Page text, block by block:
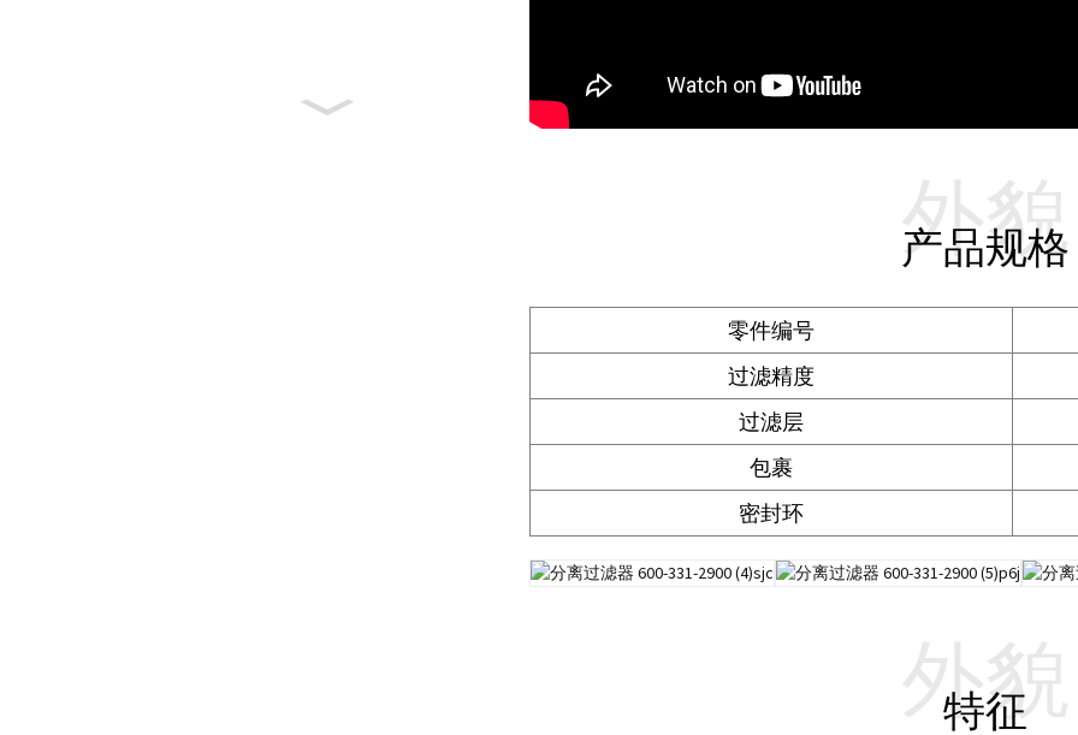
产品规格
外貌
零件编号
过滤精度
过滤层
包裹
密封环
特征
外貌